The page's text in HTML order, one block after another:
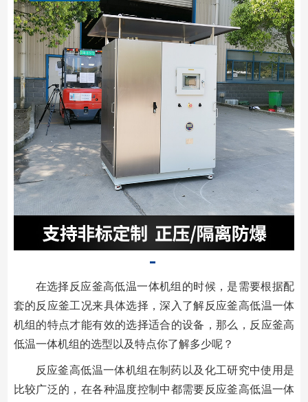
在选择反应釜高低温一体机组的时候，是需要根据配
套的反应釜工况来具体选择，深入了解反应釜高低温一体
机组的特点才能有效的选择适合的设备，那么，反应釜高
低温一体机组的选型以及特点你了解多少呢？
反应釜高低温一体机组在制药以及化工研究中使用是
比较广泛的，在各种温度控制中都需要反应釜高低温一体